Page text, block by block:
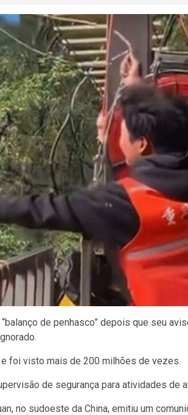
de penhasco” depois que seu
foi visto mais de 200 milhões de vezes.
de segurança para atividades de
no sudoeste da China, emitiu um